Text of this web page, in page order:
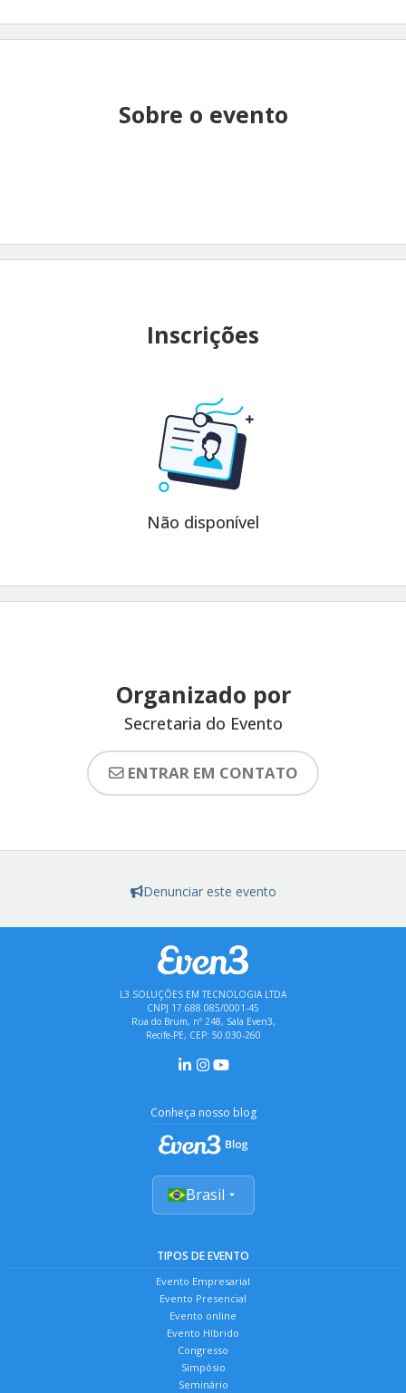
Sobre o evento
Inscrições
Não disponível
Organizado por
Secretaria do Evento
ENTRAR EM CONTATO
Denunciar este evento
L3 SOLUÇÕES EM TECNOLOGIA LTDA
CNPJ 17.688.085/0001-45
Rua do Brum, nº 248, Sala Even3,
Recife-PE, CEP: 50.030-260
Conheça nosso blog
Brasil
TIPOS DE EVENTO
Evento Empresarial
Evento Presencial
Evento online
Evento Híbrido
Congresso
Simpósio
Seminário